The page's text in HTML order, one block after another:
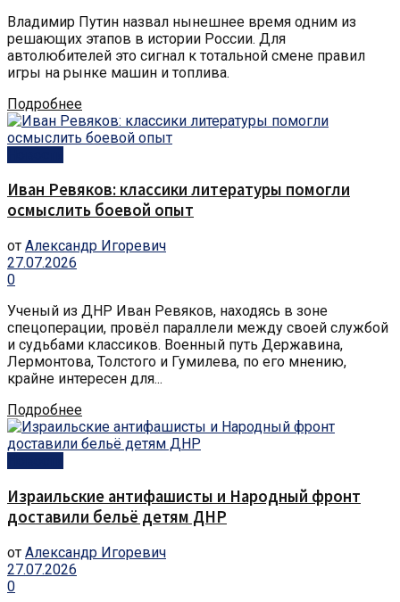
Владимир Путин назвал нынешнее время одним из
решающих этапов в истории России. Для
автолюбителей это сигнал к тотальной смене правил
игры на рынке машин и топлива.
Подробнее
Иван Ревяков: классики литературы помогли
осмыслить боевой опыт
от Александр Игоревич
27.07.2026
0
Ученый из ДНР Иван Ревяков, находясь в зоне
спецоперации, провёл параллели между своей службой
и судьбами классиков. Военный путь Державина,
Лермонтова, Толстого и Гумилева, по его мнению,
крайне интересен для...
Подробнее
Израильские антифашисты и Народный фронт
доставили бельё детям ДНР
от Александр Игоревич
27.07.2026
0